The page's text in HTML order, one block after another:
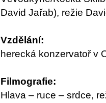
David Jařab), režie
Vzdělání:
herecká konzervatoř v
Filmografie:
Hlava – ruce – srdce,